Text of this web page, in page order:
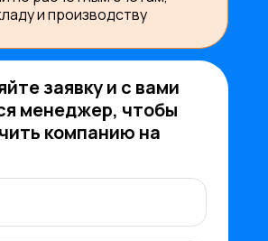
и производству
заявку и с вами
менеджер, чтобы
компанию на